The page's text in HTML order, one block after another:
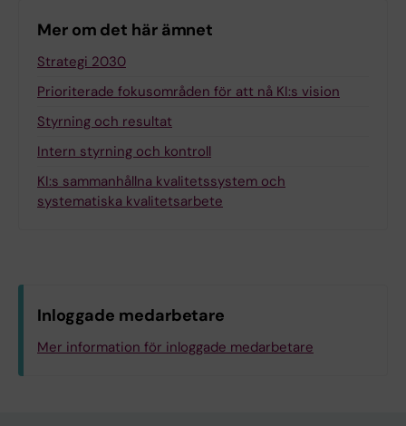
Mer om det här ämnet
Strategi 2030
Prioriterade fokusområden för att nå KI:s vision
Styrning och resultat
Intern styrning och kontroll
KI:s sammanhållna kvalitetssystem och
systematiska kvalitetsarbete
Inloggade medarbetare
Mer information för inloggade medarbetare